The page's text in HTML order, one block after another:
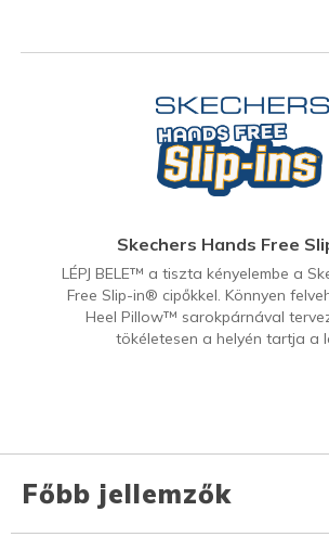
Skechers Hands Free
LÉPJ BELE™ a tiszta kényelembe a
Free Slip-in® cipőkkel. Könnyen
Heel Pillow™ sarokpárnával
tökéletesen a helyén tartja a
Főbb jellemzők